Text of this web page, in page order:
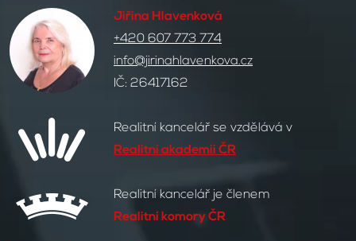
Jiřina Hlavenková
+420 607 773 774
info@jirinahlavenkova.cz
IČ: 26417162
Realitní kancelář se vzdělává v
Realitní akademii ČR
Realitní kancelář je členem
Realitní komory ČR